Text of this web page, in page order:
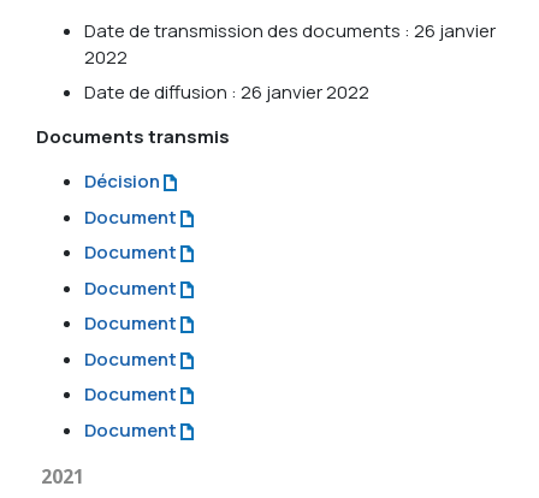
Date de transmission des documents : 26 janvier
2022
Date de diffusion : 26 janvier 2022
Documents transmis
Décision
Document
Document
Document
Document
Document
Document
Document
2021